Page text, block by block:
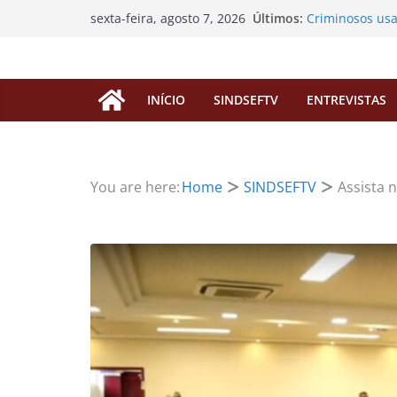
sexta-feira, agosto 7, 2026 Últimos: Criminosos
EDITAL DE
SINDSEF/RO
Atualização
INÍCIO SINDSEFTV ENTREVISTAS
You are here:Home SINDSEFTV Assista